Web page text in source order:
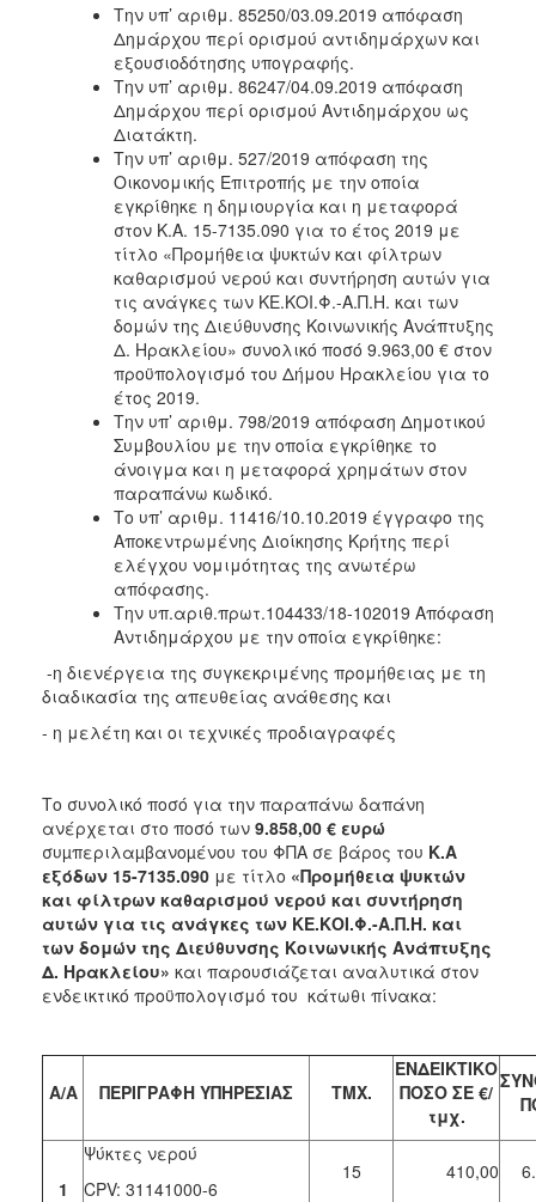
Την υπ’ αριθμ. 85250/03.09.2019 απόφαση
Δημάρχου περί ορισμού αντιδημάρχων και
εξουσιοδότησης υπογραφής.
Την υπ’ αριθμ. 86247/04.09.2019 απόφαση
Δημάρχου περί ορισμού Αντιδημάρχου ως
Διατάκτη.
Την υπ’ αριθμ. 527/2019 απόφαση της
Οικονομικής Επιτροπής με την οποία
εγκρίθηκε η δημιουργία και η μεταφορά
στον Κ.Α. 15-7135.090 για το έτος 2019 με
τίτλο «Προμήθεια ψυκτών και φίλτρων
καθαρισμού νερού και συντήρηση αυτών για
τις ανάγκες των ΚΕ.ΚΟΙ.Φ.-Α.Π.Η. και των
δομών της Διεύθυνσης Κοινωνικής Ανάπτυξης
Δ. Ηρακλείου» συνολικό ποσό 9.963,00 € στον
προϋπολογισμό του Δήμου Ηρακλείου για το
έτος 2019.
Την υπ’ αριθμ. 798/2019 απόφαση Δημοτικού
Συμβουλίου με την οποία εγκρίθηκε το
άνοιγμα και η μεταφορά χρημάτων στον
παραπάνω κωδικό.
Το υπ’ αριθμ. 11416/10.10.2019 έγγραφο της
Αποκεντρωμένης Διοίκησης Κρήτης περί
ελέγχου νομιμότητας της ανωτέρω
απόφασης.
Την υπ.αριθ.πρωτ.104433/18-102019 Απόφαση
Αντιδημάρχου με την οποία εγκρίθηκε:
-η διενέργεια της συγκεκριμένης προμήθειας με τη
διαδικασία της απευθείας ανάθεσης και
- η μελέτη και οι τεχνικές προδιαγραφές
Το συνολικό ποσό για την παραπάνω δαπάνη
ανέρχεται στο ποσό των 9.858,00 € ευρώ
συµπεριλαµβανοµένου του ΦΠΑ σε βάρος του Κ.Α
εξόδων 15-7135.090 με τίτλο «Προμήθεια ψυκτών
και φίλτρων καθαρισμού νερού και συντήρηση
αυτών για τις ανάγκες των ΚΕ.ΚΟΙ.Φ.-Α.Π.Η. και
των δομών της Διεύθυνσης Κοινωνικής Ανάπτυξης
Δ. Ηρακλείου» και παρουσιάζεται αναλυτικά στον
ενδεικτικό προϋπολογισμό του κάτωθι πίνακα:
Α/Α ΠΕΡΙΓΡΑΦΗ ΥΠΗΡΕΣΙΑΣ ΤΜΧ.
ΕΝΔΕΙΚΤΙΚΟ
ΠΟΣΟ ΣΕ €/
τμχ.
1
Ψύκτες νερού
CPV: 31141000-6
15 410,00